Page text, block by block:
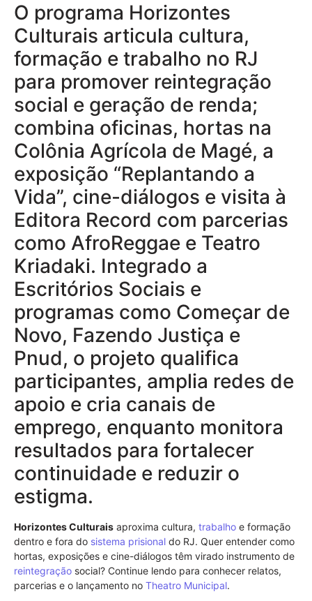
O programa Horizontes
Culturais articula cultura,
formação e trabalho no RJ
para promover reintegração
social e geração de renda;
combina oficinas, hortas na
Colônia Agrícola de Magé, a
exposição “Replantando a
Vida”, cine-diálogos e visita à
Editora Record com parcerias
como AfroReggae e Teatro
Kriadaki. Integrado a
Escritórios Sociais e
programas como Começar de
Novo, Fazendo Justiça e
Pnud, o projeto qualifica
participantes, amplia redes de
apoio e cria canais de
emprego, enquanto monitora
resultados para fortalecer
continuidade e reduzir o
estigma.
Horizontes Culturais aproxima cultura, trabalho e formação
dentro e fora do sistema prisional do RJ. Quer entender como
hortas, exposições e cine-diálogos têm virado instrumento de
reintegração social? Continue lendo para conhecer relatos,
parcerias e o lançamento no Theatro Municipal.